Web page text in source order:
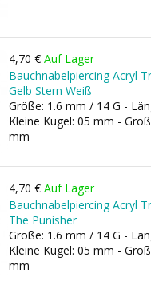
4,70 € Auf Lager
Bauchnabelpiercing Acryl
Gelb Stern Weiß
Größe: 1.6 mm / 14 G -
Kleine Kugel: 05 mm -
mm
4,70 € Auf Lager
Bauchnabelpiercing Acryl
The Punisher
Größe: 1.6 mm / 14 G -
Kleine Kugel: 05 mm -
mm